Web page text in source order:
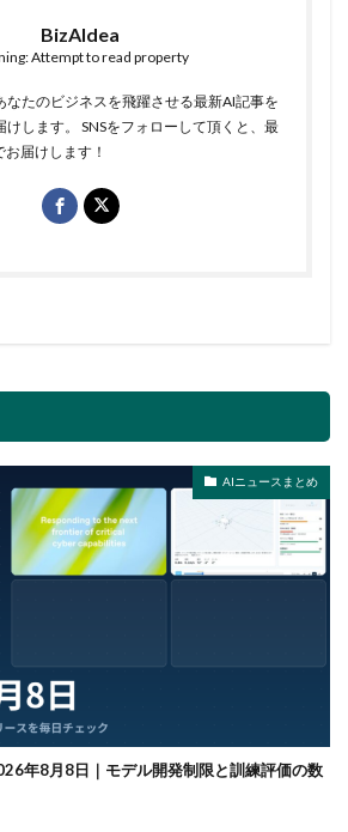
BizAIdea
Attempt to read property
なたのビジネスを飛躍させる最新AI記事を
けします。 SNSをフォローして頂くと、最
届けします！
AIニュースまとめ
年8月8日｜モデル開発制限と訓練評価の数